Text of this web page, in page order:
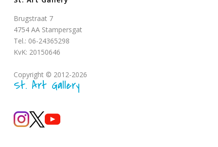
Brugstraat 7
4754 AA Stampersgat
Tel.: 06-24365298
KvK: 20150646
Copyright © 2012-2026
St. Art Gallery